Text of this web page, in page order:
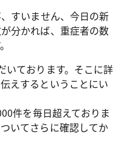
すいません、今日の新
分かれば、重症者の数
いております。そこに詳
えするということにい
件を毎日超えておりま
いてさらに確認してか